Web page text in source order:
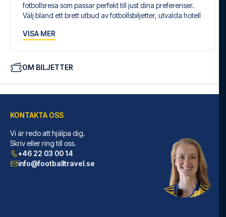
fotbollsresa som passar perfekt till just dina preferenser.
Välj bland ett brett utbud av fotbollsbiljetter, utvalda hotell
som passar dig bäst.
Din säkerhet och upplevelse är vår högsta prioritet. Vi
med din fotbollspaket och står redo med personlig
service både före och under resan. Vi är tillgängliga på
boka resan.
Är du redo att uppleva Como på Stadio Comunale G.
Sinigaglia mot Lecce? Kontakta oss idag, och låt oss
hjälpa dig att realisera din fotbollsresedröm!
VISA MER
OM BILJETTER
KONTAKTA OSS
Vi är redo att hjälpa dig.
Skriv eller ring till oss.
+46 22 03 00 14
info@footballtravel.se